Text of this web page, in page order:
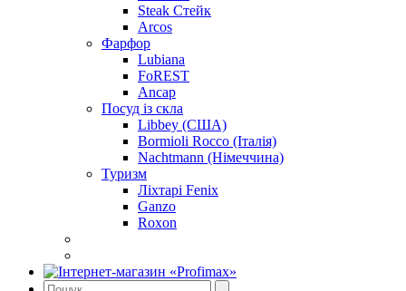
Steak Стейк
Arcos
Фарфор
Lubiana
FoREST
Ancap
Посуд із скла
Libbey (США)
Bormioli Rocco (Італія)
Nachtmann (Німеччина)
Туризм
Ліхтарі Fenix
Ganzo
Roxon